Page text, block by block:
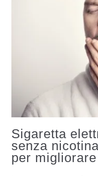
Sigaretta
senza
per